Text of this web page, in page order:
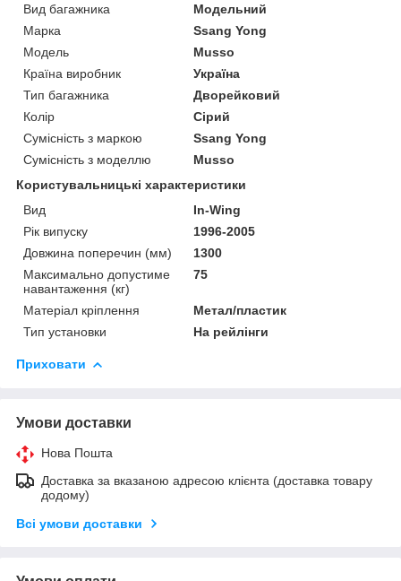
Вид багажника
Модельний
Марка
Ssang Yong
Модель
Musso
Країна виробник
Україна
Тип багажника
Дворейковий
Колір
Сірий
Сумісність з маркою
Ssang Yong
Сумісність з моделлю
Musso
Користувальницькі характеристики
Вид
In-Wing
Рік випуску
1996-2005
Довжина поперечин (мм)
1300
Максимально допустиме
навантаження (кг)
75
Матеріал кріплення
Метал/пластик
Тип установки
На рейлінги
Приховати
Умови доставки
Нова Пошта
Доставка за вказаною адресою клієнта (доставка товару
додому)
Всі умови доставки